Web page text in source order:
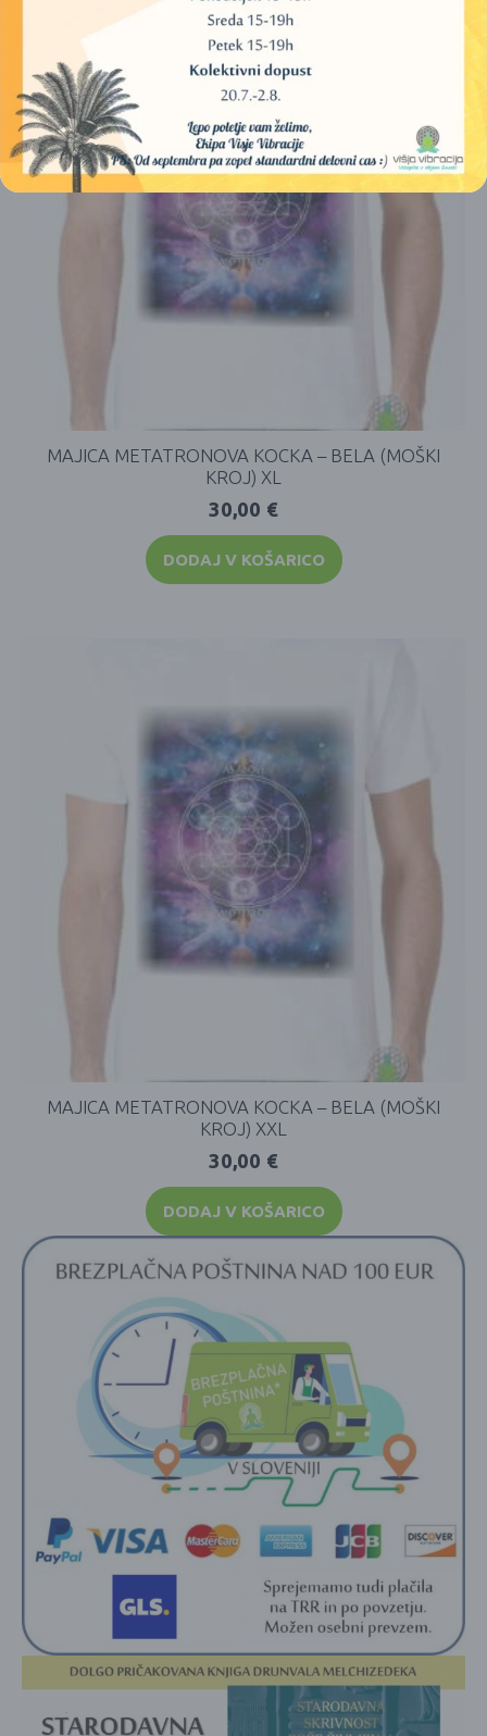
MAJICA METATRONOVA KOCKA – BELA (MOŠKI
KROJ) XL
30,00 €
DODAJ V KOŠARICO
MAJICA METATRONOVA KOCKA – BELA (MOŠKI
KROJ) XXL
30,00 €
DODAJ V KOŠARICO